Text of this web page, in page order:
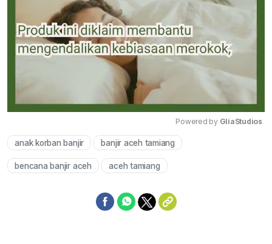
Powered by GliaStudios
anak korban banjir banjir aceh tamiang
bencana banjir aceh aceh tamiang